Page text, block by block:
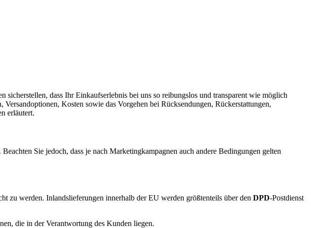
dass Ihr Einkaufserlebnis bei uns so reibungslos und transparent wie möglich
Kosten sowie das Vorgehen bei Rücksendungen, Rückerstattungen,
erläutert.
Sie jedoch, dass je nach Marketingkampagnen auch andere Bedingungen gelten
zu werden. Inlandslieferungen innerhalb der EU werden größtenteils über den DPD-Postdienst
die in der Verantwortung des Kunden liegen.